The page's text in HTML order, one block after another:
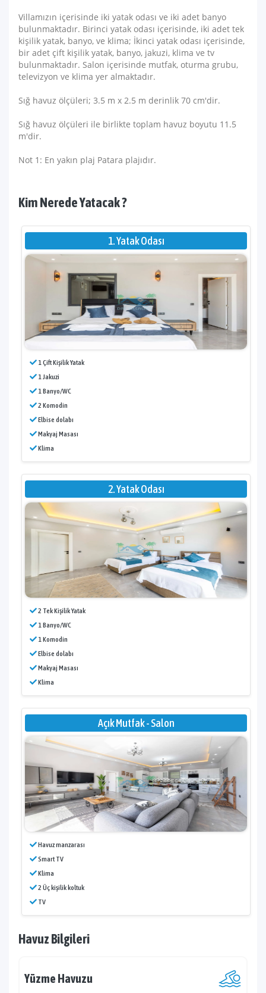
Villamızın içerisinde iki yatak odası ve iki adet banyo
bulunmaktadır. Birinci yatak odası içerisinde, iki adet tek
kişilik yatak, banyo, ve klima; İkinci yatak odası içerisinde,
bir adet çift kişilik yatak, banyo, jakuzi, klima ve tv
bulunmaktadır. Salon içerisinde mutfak, oturma grubu,
televizyon ve klima yer almaktadır.
Sığ havuz ölçüleri; 3.5 m x 2.5 m derinlik 70 cm'dir.
Sığ havuz ölçüleri ile birlikte toplam havuz boyutu 11.5
m'dir.
Not 1: En yakın plaj Patara plajıdır.
Kim Nerede Yatacak ?
1. Yatak Odası
1 Çift Kişilik Yatak
1 Jakuzi
1 Banyo/WC
2 Komodin
Elbise dolabı
Makyaj Masası
Klima
2. Yatak Odası
2 Tek Kişilik Yatak
1 Banyo/WC
1 Komodin
Elbise dolabı
Makyaj Masası
Klima
Açık Mutfak - Salon
Havuz manzarası
Smart TV
Klima
2 Üç kişilik koltuk
TV
Havuz Bilgileri
Yüzme Havuzu